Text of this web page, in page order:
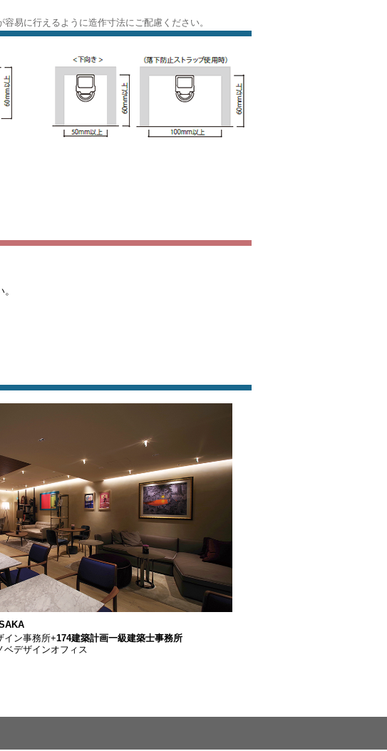
易に行えるように造作寸法にご配慮ください。
イン事務所+174建築計画一級建築士事務所
ベデザインオフィス